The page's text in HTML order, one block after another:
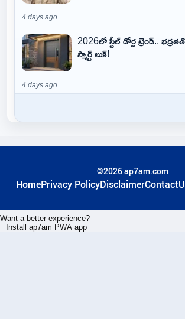
4 days ago
2026లో స్టీల్ డోర్ల ట్రెండ్..
స్మార్ట్ లుక్!
4 days ago
©2026 ap7am.com
HomePrivacy PolicyDisclaimer
Want a better experience?
Install ap7am PWA app